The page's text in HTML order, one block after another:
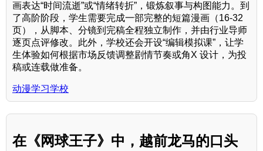
画表达“时间流逝”或“情绪转折”，锻炼叙事与构图能力。到
了高阶阶段，学生需要完成一部完整的短篇漫画（16-32
页），从脚本、分镜到完稿全程独立制作，并由行业导师
逐页点评修改。此外，学校还会开设“编辑模拟课”，让学
生体验如何根据市场反馈调整剧情节奏或角X 设计，为投
稿或连载做准备。
动漫学习学校
在《网球王子》中，越前龙马的口头